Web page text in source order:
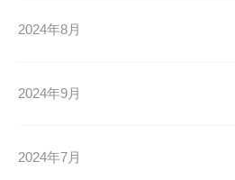
2024年8月
2024年9月
2024年7月